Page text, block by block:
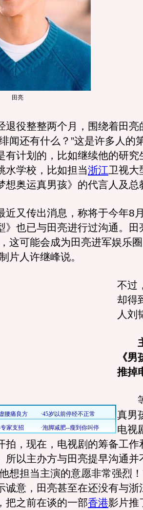
田亮
役整整两个月，围绕着田亮
闻还有什么？”这是许多人的
有计划的，比如继续他的研究
水学校，比如担当浙江卫视大
想奥运真男孩》的代言人及总
又传出消息，称将于今年8
》也已与田亮进行过沟通。田
这可能会成为田亮进军娱乐
片人许继峰说。
不过
却得
人刘
主
《
推掉
等
真男
电视
拍，现在，电视剧的筹备工作
所以主办方与田亮提早沟通并
想担当主演的意愿非常强烈
诚意，田亮甚至在还没有与浙
把之前在谈的一部香港影片推